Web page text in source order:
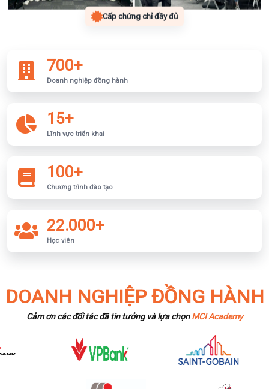
Cấp chứng chỉ đầy đủ
700+
Doanh nghiệp đồng hành
15+
Lĩnh vực triển khai
100+
Chương trình đào tạo
22.000+
Học viên
DOANH NGHIỆP ĐỒNG HÀNH
Cảm ơn các đối tác đã tin tưởng và lựa chọnMCI Academy